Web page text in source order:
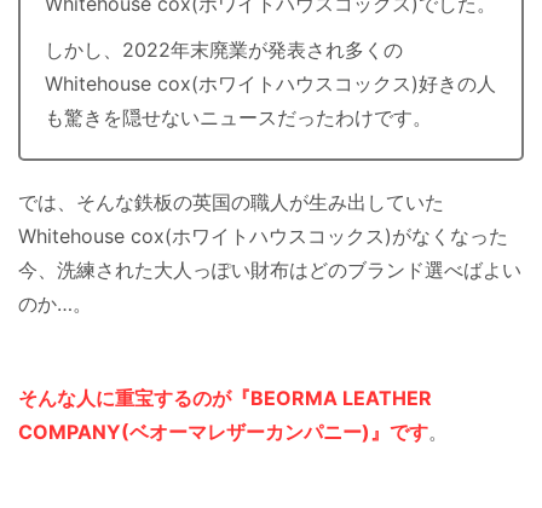
しかし、2022年末廃業が発表され多くの
Whitehouse cox(ホワイトハウスコックス)好きの人
も驚きを隠せないニュースだったわけです。
では、そんな鉄板の英国の職人が生み出していた
Whitehouse cox(ホワイトハウスコックス)がなくなった
今、洗練された大人っぽい財布はどのブランド選べばよい
のか…。
そんな人に重宝するのが『BEORMA LEATHER
COMPANY(ベオーマレザーカンパニー)』です。